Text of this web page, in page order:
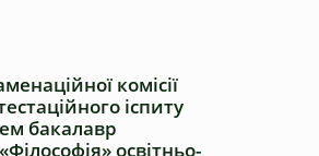
комісії
іспиту
бакалавр
освітньо-